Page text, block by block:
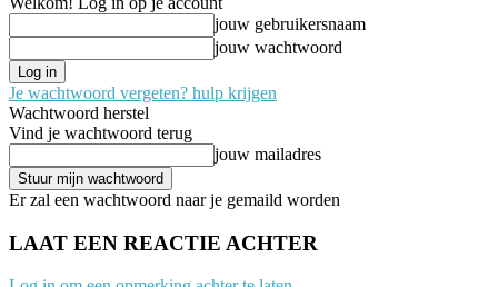
jouw gebruikersnaam
jouw wachtwoord
Je wachtwoord vergeten? hulp krijgen
Wachtwoord herstel
Vind je wachtwoord terug
jouw mailadres
Er zal een wachtwoord naar je gemaild worden
LAAT EEN REACTIE ACHTER